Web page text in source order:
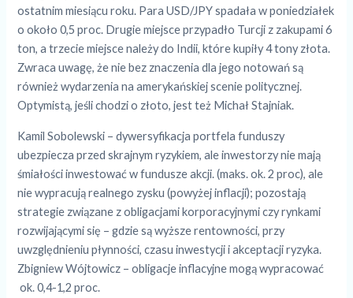
ostatnim miesiącu roku. Para USD/JPY spadała w poniedziałek
o około 0,5 proc. Drugie miejsce przypadło Turcji z zakupami 6
ton, a trzecie miejsce należy do Indii, które kupiły 4 tony złota.
Zwraca uwagę, że nie bez znaczenia dla jego notowań są
również wydarzenia na amerykańskiej scenie politycznej.
Optymistą, jeśli chodzi o złoto, jest też Michał Stajniak.
Kamil Sobolewski – dywersyfikacja portfela funduszy
ubezpiecza przed skrajnym ryzykiem, ale inwestorzy nie mają
śmiałości inwestować w fundusze akcji. (maks. ok. 2 proc), ale
nie wypracują realnego zysku (powyżej inflacji); pozostają
strategie związane z obligacjami korporacyjnymi czy rynkami
rozwijającymi się – gdzie są wyższe rentowności, przy
uwzględnieniu płynności, czasu inwestycji i akceptacji ryzyka.
Zbigniew Wójtowicz – obligacje inflacyjne mogą wypracować
ok. 0,4-1,2 proc.